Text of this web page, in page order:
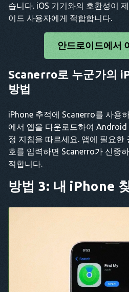
습니다. iOS 기기와의 호환성이
이드 사용자에게 적합합니다.
안드로이드에서
Scanerro로 누군가의
방법
iPhone 추적에 Scanerro를 사용
에서 앱을 다운로드하여 Android
정 지침을 따르세요. 앱에 필요한
호를 입력하면 Scanerro가 신중
적합니다.
방법 3: 내 iPhone